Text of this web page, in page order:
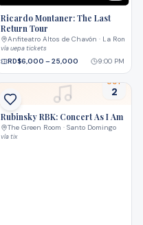
Ricardo Montaner: The Last
Return Tour
Anfiteatro Altos de Chavón · La Romana
víauepa tickets
RD$6,000 – 25,000 9:00 PM
OCT
2
Rubinsky RBK: Concert As I Am
The Green Room · Santo Domingo
víatix